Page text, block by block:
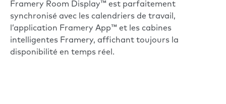
Framery Room Display™ est parfaitement
synchronisé avec les calendriers de travail,
l’application Framery App™ et les cabines
intelligentes Framery, affichant toujours la
disponibilité en temps réel.